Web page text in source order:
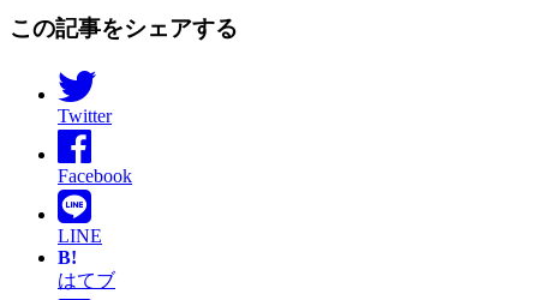
この記事をシェアする
Twitter
Facebook
LINE
B!
はてブ